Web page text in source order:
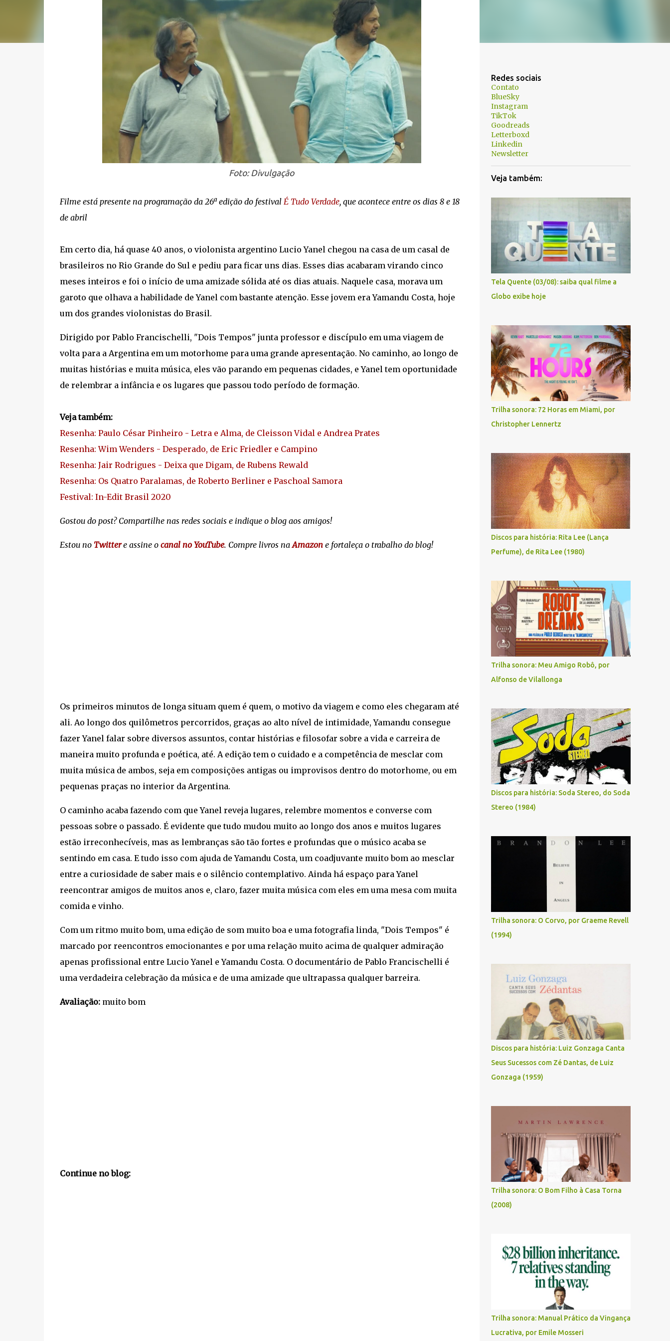
Foto: Divulgação
Filme está presente na programação da 26ª edição do festival É Tudo Verdade, que acontece entre os dias 8 e 18
de abril
Em certo dia, há quase 40 anos, o violonista argentino Lucio Yanel chegou na casa de um casal de
brasileiros no Rio Grande do Sul e pediu para ficar uns dias. Esses dias acabaram virando cinco
meses inteiros e foi o início de uma amizade sólida até os dias atuais. Naquele casa, morava um
garoto que olhava a habilidade de Yanel com bastante atenção. Esse jovem era Yamandu Costa, hoje
um dos grandes violonistas do Brasil.
Dirigido por Pablo Francischelli, "Dois Tempos" junta professor e discípulo em uma viagem de
volta para a Argentina em um motorhome para uma grande apresentação. No caminho, ao longo de
muitas histórias e muita música, eles vão parando em pequenas cidades, e Yanel tem oportunidade
de relembrar a infância e os lugares que passou todo período de formação.
Veja também:
Resenha: Paulo César Pinheiro - Letra e Alma, de Cleisson Vidal e Andrea Prates
Resenha: Wim Wenders - Desperado, de Eric Friedler e Campino
Resenha: Jair Rodrigues - Deixa que Digam, de Rubens Rewald
Resenha: Os Quatro Paralamas, de Roberto Berliner e Paschoal Samora
Festival: In-Edit Brasil 2020
Gostou do post? Compartilhe nas redes sociais e indique o blog aos amigos!
Estou no Twittere assine o canal no YouTube. Compre livros naAmazone fortaleça o trabalho do blog!
Os primeiros minutos de longa situam quem é quem, o motivo da viagem e como eles chegaram até
ali. Ao longo dos quilômetros percorridos, graças ao alto nível de intimidade, Yamandu consegue
fazer Yanel falar sobre diversos assuntos, contar histórias e filosofar sobre a vida e carreira de
maneira muito profunda e poética, até. A edição tem o cuidado e a competência de mesclar com
muita música de ambos, seja em composições antigas ou improvisos dentro do motorhome, ou em
pequenas praças no interior da Argentina.
O caminho acaba fazendo com que Yanel reveja lugares, relembre momentos e converse com
pessoas sobre o passado. É evidente que tudo mudou muito ao longo dos anos e muitos lugares
estão irreconhecíveis, mas as lembranças são tão fortes e profundas que o músico acaba se
sentindo em casa. E tudo isso com ajuda de Yamandu Costa, um coadjuvante muito bom ao mesclar
entre a curiosidade de saber mais e o silêncio contemplativo. Ainda há espaço para Yanel
reencontrar amigos de muitos anos e, claro, fazer muita música com eles em uma mesa com muita
comida e vinho.
Com um ritmo muito bom, uma edição de som muito boa e uma fotografia linda, "Dois Tempos" é
marcado por reencontros emocionantes e por uma relação muito acima de qualquer admiração
apenas profissional entre Lucio Yanel e Yamandu Costa. O documentário de Pablo Francischelli é
uma verdadeira celebração da música e de uma amizade que ultrapassa qualquer barreira.
Avaliação:muito bom
Continue no blog:
Redes sociais
Contato
BlueSky
Instagram
TikTok
Goodreads
Letterboxd
Linkedin
Newsletter
Veja também:
Tela Quente (03/08): saiba qual filme a
Globo exibe hoje
Trilha sonora: 72 Horas em Miami, por
Christopher Lennertz
Discos para história: Rita Lee (Lança
Perfume), de Rita Lee (1980)
Trilha sonora: Meu Amigo Robô, por
Alfonso de Vilallonga
Discos para história: Soda Stereo, do Soda
Stereo (1984)
Trilha sonora: O Corvo, por Graeme Revell
(1994)
Discos para história: Luiz Gonzaga Canta
Seus Sucessos com Zé Dantas, de Luiz
Gonzaga (1959)
Trilha sonora: O Bom Filho à Casa Torna
(2008)
Trilha sonora: Manual Prático da Vingança
Lucrativa, por Emile Mosseri